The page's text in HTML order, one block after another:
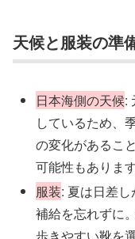
天候と服装の準
日本海側の天候:
しているため、
の変化があるこ
可能性もあります
服装: 夏は日差
補給を忘れずに
歩きやすい靴を